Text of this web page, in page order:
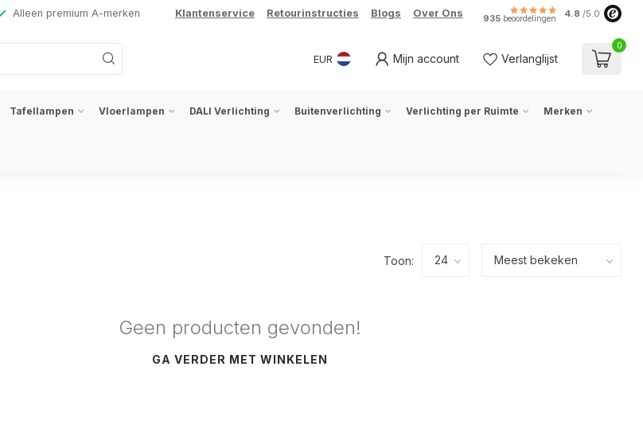
Alleen premium A-merken Klantenservice Retourinstructies Blogs Over Ons 935 beoordelingen 4.8 /5.0
EUR Mijn account Verlanglijst
0
Tafellampen Vloerlampen DALI Verlichting Buitenverlichting Verlichting per Ruimte Merken
Toon:
Geen producten gevonden!
GA VERDER MET WINKELEN